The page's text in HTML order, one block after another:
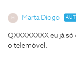
M Marta Diogo
QXXXXXXXX eu já
o telemóvel.